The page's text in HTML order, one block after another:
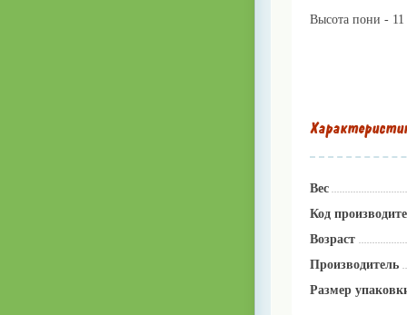
Высота пони -
Вес
Код
Возраст
Производитель
Размер